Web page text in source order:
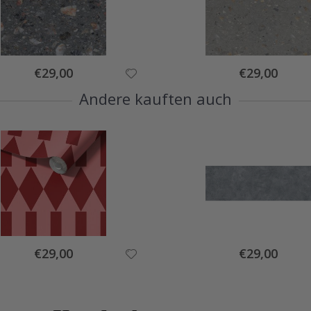
Special
Price
€29,00 Special
Price
€29,00
Andere kauften auch
Special
Price
€29,00 Special
Price
€29,00